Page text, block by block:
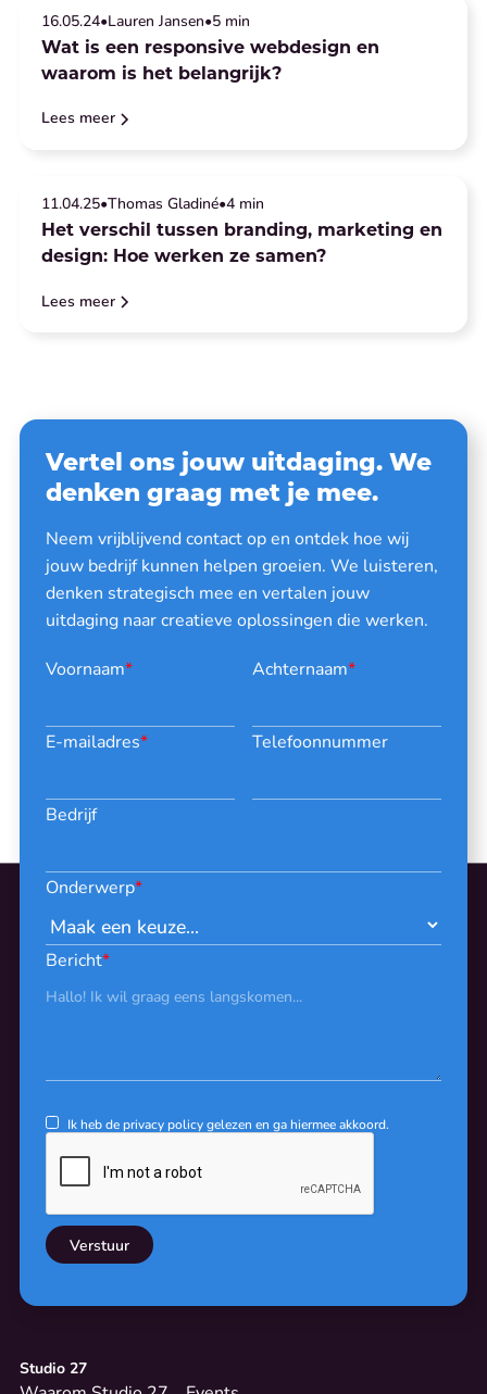
16.05.24•Lauren Jansen•5 min
Wat is een responsive webdesign en
waarom is het belangrijk?
Lees meer
11.04.25•Thomas Gladiné•4 min
Het verschil tussen branding, marketing en
design: Hoe werken ze samen?
Lees meer
Vertel ons jouw uitdaging. We
denken graag met je mee.
Neem vrijblijvend contact op en ontdek hoe wij
jouw bedrijf kunnen helpen groeien. We luisteren,
denken strategisch mee en vertalen jouw
uitdaging naar creatieve oplossingen die werken.
Voornaam* Achternaam*
E-mailadres* Telefoonnummer
Bedrijf
Onderwerp*
Bericht*
Ik heb deprivacy policygelezen en ga hiermee akkoord.
Studio 27